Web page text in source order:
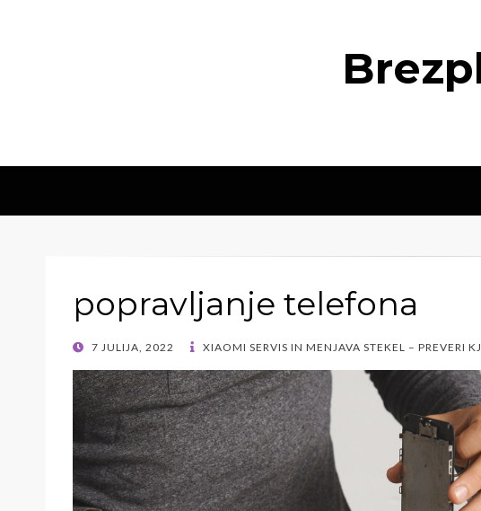
popravljanje telefona
POSTED
7 JULIJA, 2022 XIAOMI SERVIS IN MENJAVA STEKEL – PREVERI